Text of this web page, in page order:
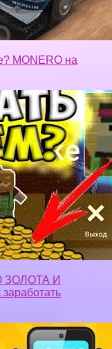
MONERO на
ЗОЛОТА И